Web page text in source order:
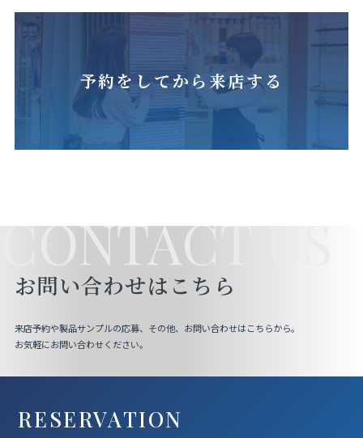
予約をしてから来店する
CONTACT US
お問い合わせはこちら
来店予約や製品サンプルの応募、その他、お問い合わせはこちらから。
お気軽にお問い合わせください。
RESERVATION